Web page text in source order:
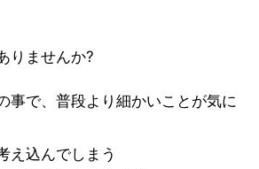
りませんか?
事で、普段より細かいことが気に
え込んでしまう